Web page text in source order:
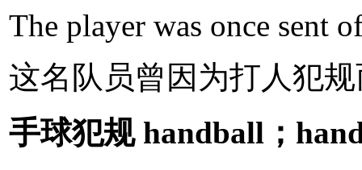
The player was once sent
这名队员曾因为打人犯
手球犯规 handball；